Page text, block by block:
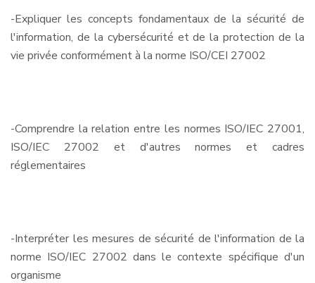
-Expliquer les concepts fondamentaux de la sécurité de
l'information, de la cybersécurité et de la protection de la
vie privée conformément à la norme ISO/CEI 27002
-Comprendre la relation entre les normes ISO/IEC 27001,
ISO/IEC 27002 et d'autres normes et cadres
réglementaires
-Interpréter les mesures de sécurité de l'information de la
norme ISO/IEC 27002 dans le contexte spécifique d'un
organisme